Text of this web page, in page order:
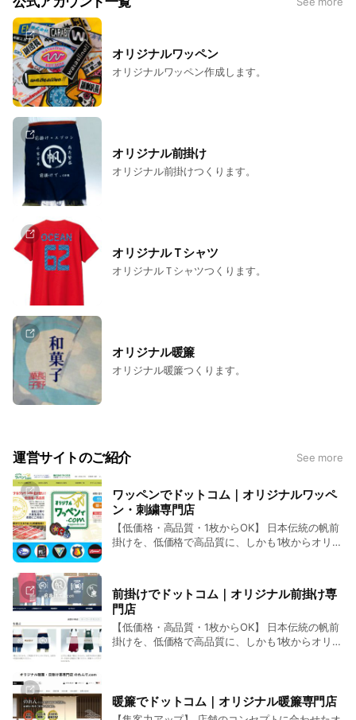
オリジナルワッペン
オリジナルワッペン作成します。
オリジナル前掛け
オリジナル前掛けつくります。
オリジナルＴシャツ
オリジナルＴシャツつくります。
オリジナル暖簾
オリジナル暖簾つくります。
運営サイトのご紹介 See more
ワッペンでドットコム｜オリジナルワッペ
ン・刺繍専門店
【低価格・高品質・1枚からOK】 日本伝統の帆前
掛けを、低価格で高品質に、しかも1枚からオリジ
前掛けでドットコム｜オリジナル前掛け専
門店
【低価格・高品質・1枚からOK】 日本伝統の帆前
掛けを、低価格で高品質に、しかも1枚からオリジ
暖簾でドットコム｜オリジナル暖簾専門店